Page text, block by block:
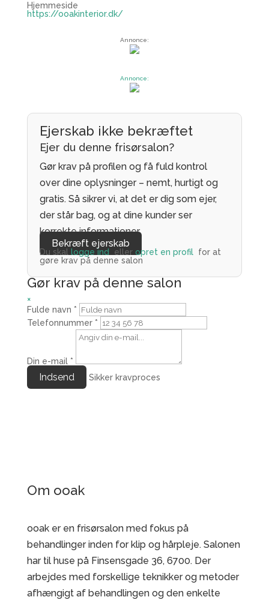
Hjemmeside
https://ooakinterior.dk/
Annonce:
Annonce:
Ejerskab ikke bekræftet
Ejer du denne frisørsalon?
Gør krav på profilen og få fuld kontrol
over dine oplysninger – nemt, hurtigt og
gratis. Så sikrer vi, at det er dig som ejer,
der står bag, og at dine kunder ser
korrekte informationer.
Bekræft ejerskab
Du skal logge ind eller opret en profilfor at
gøre krav på denne salon
Gør krav på denne salon
×
Fulde navn *
Telefonnummer *
Din e-mail *
Indsend Sikker kravproces
Om ooak
ooak er en frisørsalon med fokus på
behandlinger inden for klip og hårpleje. Salonen
har til huse på Finsensgade 36, 6700. Der
arbejdes med forskellige teknikker og metoder
afhængigt af behandlingen og den enkelte